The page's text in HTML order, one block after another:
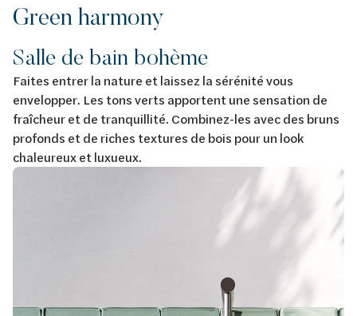
Green harmony
Salle de bain bohème
Faites entrer la nature et laissez la sérénité vous
envelopper. Les tons verts apportent une sensation de
fraîcheur et de tranquillité. Combinez-les avec des bruns
profonds et de riches textures de bois pour un look
chaleureux et luxueux.